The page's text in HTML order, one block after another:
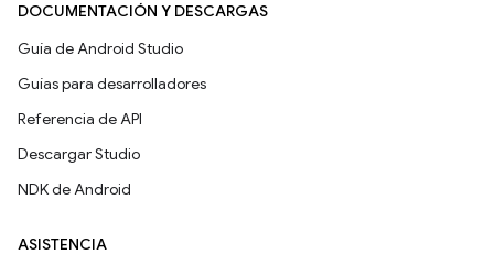
DOCUMENTACIÓN Y DESCARGAS
Guía de Android Studio
Guías para desarrolladores
Referencia de API
Descargar Studio
NDK de Android
ASISTENCIA